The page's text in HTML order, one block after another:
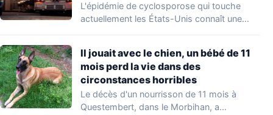
L'épidémie de cyclosporose qui touche
actuellement les États-Unis connaît une
Il jouait avec le chien, un bébé de 11
mois perd la vie dans des
circonstances horribles
Le décès d'un nourrisson de 11 mois à
Questembert, dans le Morbihan, a